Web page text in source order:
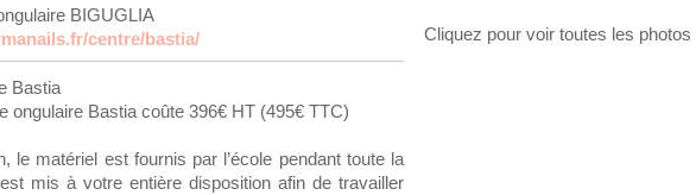
BIGUGLIA
centre/bastia/
Bastia
ongulaire Bastia coûte 396€ HT (495€ TTC)
le matériel est fournis par l’école pendant toute la
mis à votre entière disposition afin de travailler
Cliquez pour voir toutes les photos